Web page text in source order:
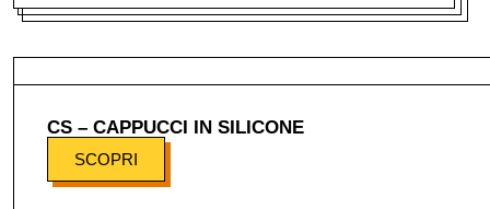
CS – CAPPUCCI IN SILICONE
SCOPRI